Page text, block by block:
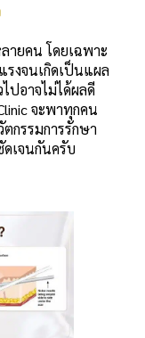
ายคน โดยเฉพาะ
งจนเกิดเป็นแผล
ปอาจไม่ได้ผลดี
จะพาทุกคน
กรรมการรักษา
เจนกันครับ